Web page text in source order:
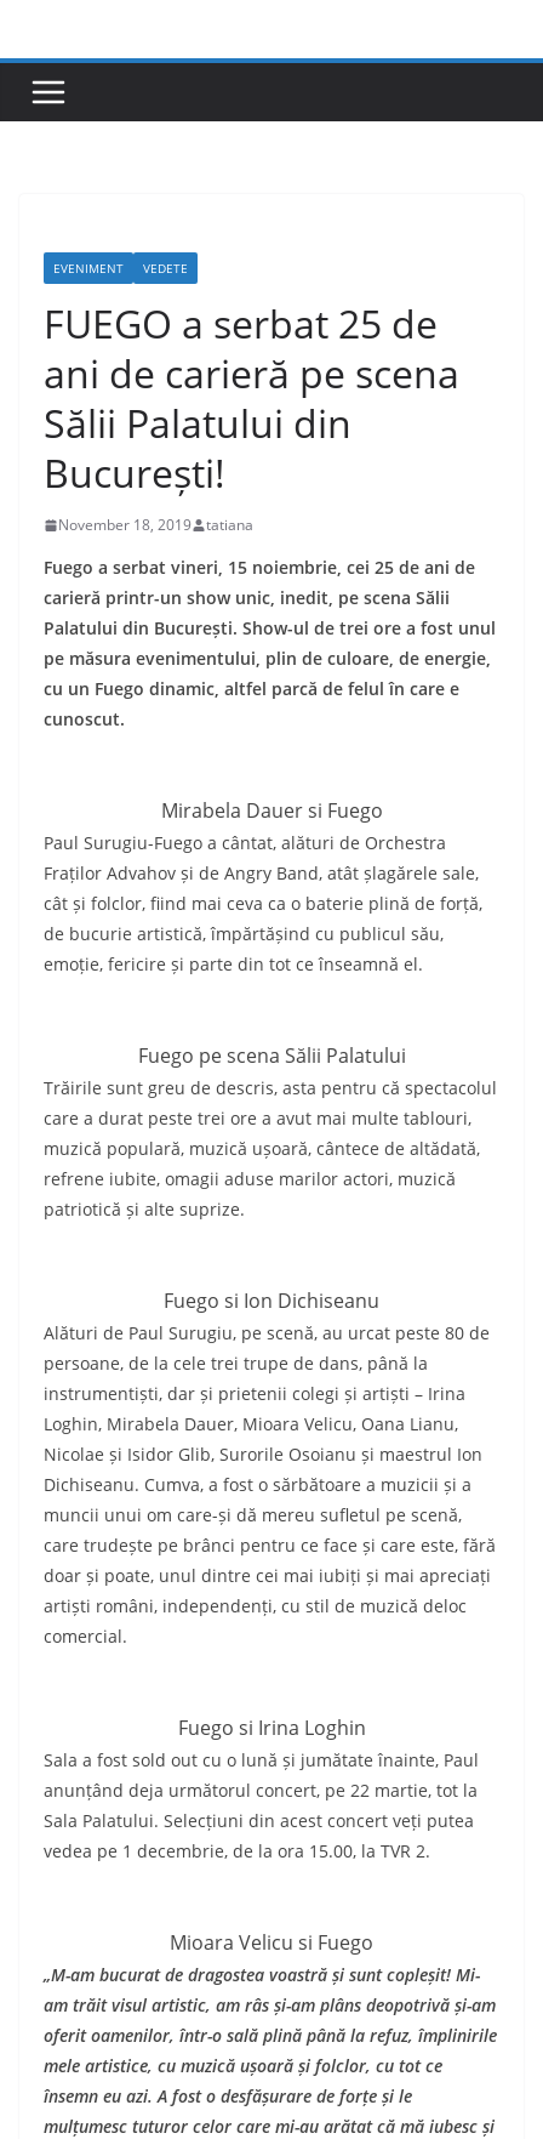
content
EVENIMENT VEDETE
FUEGO a serbat 25 de
ani de carieră pe scena
Sălii Palatului din
București!
November 18, 2019 tatiana
Fuego a serbat vineri, 15 noiembrie, cei 25 de ani de
carieră printr-un show unic, inedit, pe scena Sălii
Palatului din București. Show-ul de trei ore a fost unul
pe măsura evenimentului, plin de culoare, de energie,
cu un Fuego dinamic, altfel parcă de felul în care e
cunoscut.
Mirabela Dauer si Fuego
Paul Surugiu-Fuego a cântat, alături de Orchestra
Fraților Advahov și de Angry Band, atât șlagărele sale,
cât și folclor, fiind mai ceva ca o baterie plină de forță,
de bucurie artistică, împărtășind cu publicul său,
emoție, fericire și parte din tot ce înseamnă el.
Fuego pe scena Sălii Palatului
Trăirile sunt greu de descris, asta pentru că spectacolul
care a durat peste trei ore a avut mai multe tablouri,
muzică populară, muzică ușoară, cântece de altădată,
refrene iubite, omagii aduse marilor actori, muzică
patriotică și alte suprize.
Fuego si Ion Dichiseanu
Alături de Paul Surugiu, pe scenă, au urcat peste 80 de
persoane, de la cele trei trupe de dans, până la
instrumentiști, dar și prietenii colegi și artiști – Irina
Loghin, Mirabela Dauer, Mioara Velicu, Oana Lianu,
Nicolae și Isidor Glib, Surorile Osoianu și maestrul Ion
Dichiseanu. Cumva, a fost o sărbătoare a muzicii și a
muncii unui om care-și dă mereu sufletul pe scenă,
care trudește pe brânci pentru ce face și care este, fără
doar și poate, unul dintre cei mai iubiți și mai apreciați
artiști români, independenți, cu stil de muzică deloc
comercial.
Fuego si Irina Loghin
Sala a fost sold out cu o lună și jumătate înainte, Paul
anunțând deja următorul concert, pe 22 martie, tot la
Sala Palatului. Selecțiuni din acest concert veți putea
vedea pe 1 decembrie, de la ora 15.00, la TVR 2.
Mioara Velicu si Fuego
„M-am bucurat de dragostea voastră și sunt copleșit! Mi-
am trăit visul artistic, am râs și-am plâns deopotrivă și-am
oferit oamenilor, într-o sală plină până la refuz, împlinirile
mele artistice, cu muzică ușoară și folclor, cu tot ce
însemn eu azi. A fost o desfășurare de forțe și le
mulțumesc tuturor celor care mi-au arătat că mă iubesc și